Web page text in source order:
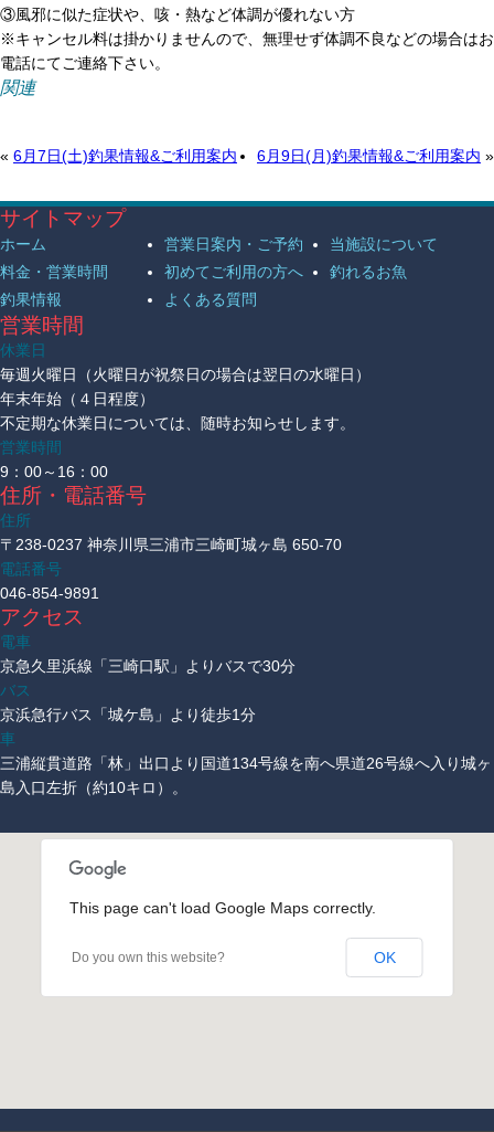
③風邪に似た症状や、咳・熱など体調が優れない方
※キャンセル料は掛かりませんので、無理せず体調不良などの場合はお
電話にてご連絡下さい。
関連
« 6月7日(土)釣果情報&ご利用案内 6月9日(月)釣果情報&ご利用案内 »
サイトマップ
ホーム 営業日案内・ご予約
当施設について
料金・営業時間
初めてご利用の方へ
釣れるお魚
釣果情報
よくある質問
営業時間
休業日
毎週火曜日（火曜日が祝祭日の場合は翌日の水曜日）
年末年始（４日程度）
不定期な休業日については、随時お知らせします。
営業時間
9：00～16：00
住所・電話番号
住所
〒238-0237 神奈川県三浦市三崎町城ヶ島 650-70
電話番号
046-854-9891
アクセス
電車
京急久里浜線「三崎口駅」よりバスで30分
バス
京浜急行バス「城ケ島」より徒歩1分
車
三浦縦貫道路「林」出口より国道134号線を南へ県道26号線へ入り城ヶ
島入口左折（約10キロ）。
受け付けはこちら
This page can't load Google Maps correctly.
Do you own this website? OK